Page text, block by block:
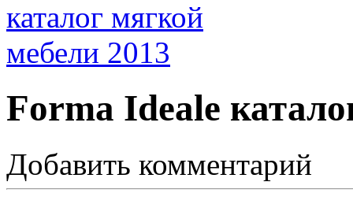
Forma Ideale
Добавить комментарий